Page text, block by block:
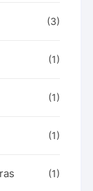
(3)
(1)
(1)
(1)
(1)